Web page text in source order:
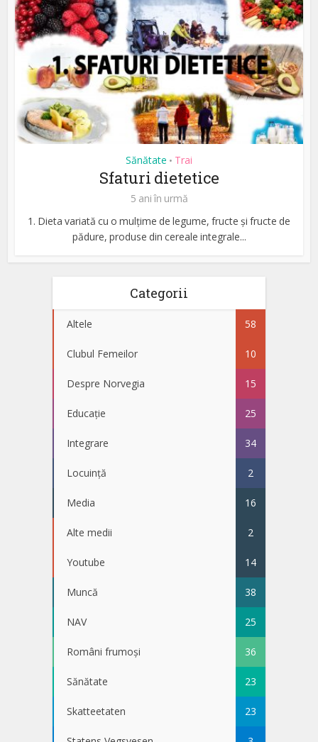
Sănătate • Trai
Sfaturi dietetice
5 ani în urmă
1. Dieta variată cu o mulțime de legume, fructe și fructe de
pădure, produse din cereale integrale...
Categorii
Altele 58
Clubul Femeilor 10
Despre Norvegia 15
Educație 25
Integrare 34
Locuință 2
Media 16
Alte medii 2
Youtube 14
Muncă 38
NAV 25
Români frumoși 36
Sănătate 23
Skatteetaten 23